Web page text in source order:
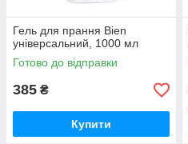
Гель для прання Bien
універсальний, 1000 мл
Готово до відправки
385 ₴
Купити